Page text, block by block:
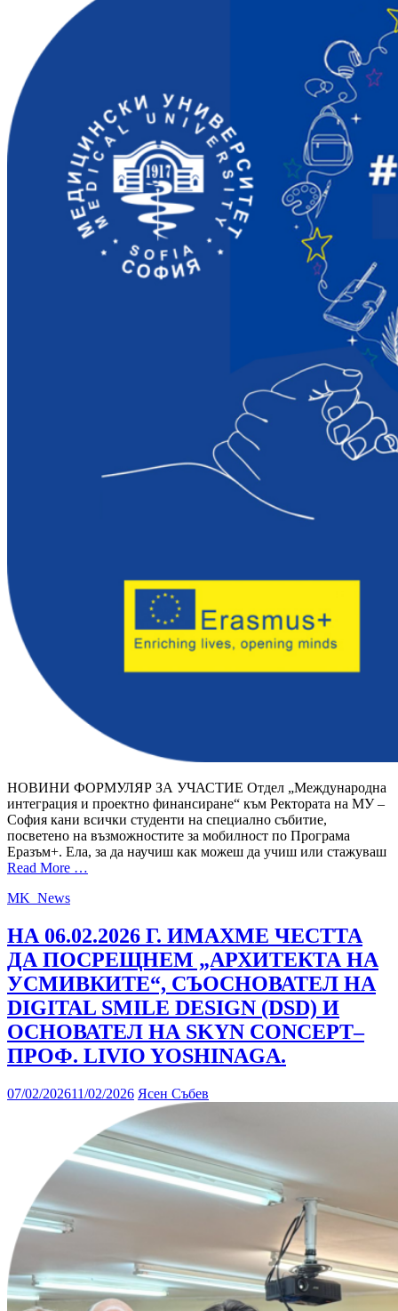
НОВИНИ ФОРМУЛЯР ЗА УЧАСТИЕ Отдел „Международна
интеграция и проектно финансиране“ към Ректората на МУ –
София кани всички студенти на специално събитие,
посветено на възможностите за мобилност по Програма
Еразъм+. Ела, за да научиш как можеш да учиш или стажуваш
Read More …
MK_News
НА 06.02.2026 Г. ИМАХМЕ ЧЕСТТА
ДА ПОСРЕЩНЕМ „АРХИТЕКТА НА
УСМИВКИТЕ“, СЪОСНОВАТЕЛ НА
DIGITAL SMILE DESIGN (DSD) И
ОСНОВАТЕЛ НА SKYN CONCEPT–
ПРОФ. LIVIO YOSHINAGA.
07/02/202611/02/2026 Ясен Събев